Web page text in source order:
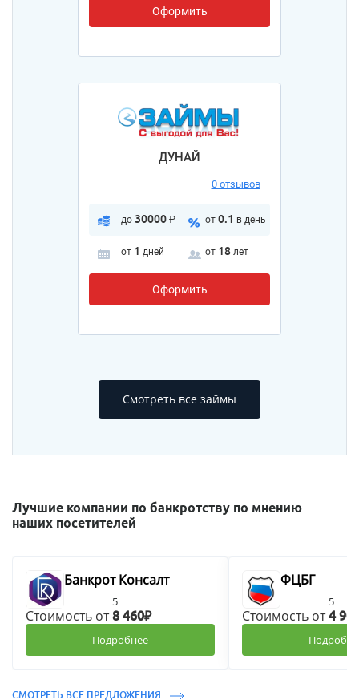
Оформить
ДУНАЙ
0 отзывов
до 30000 ₽ от 0.1 в день
от 1 дней от 18 лет
Оформить
Смотреть все займы
Лучшие компании по банкротству по мнению
наших посетителей
Банкрот Консалт
5
Стоимость от8 460₽
Подробнее
ФЦБГ
5
Стоимость от4
СМОТРЕТЬ ВСЕ ПРЕДЛОЖЕНИЯ